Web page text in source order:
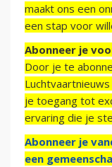
maakt ons een
een stap voor
Abonneer je
Door je te
je toegang tot
ervaring die je
Abonneer je
een